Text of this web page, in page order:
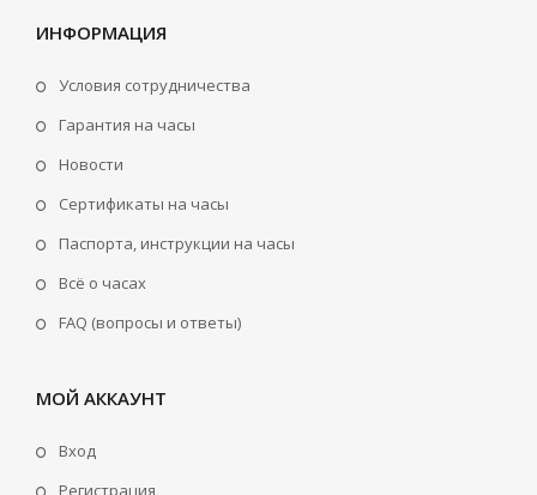
ИНФОРМАЦИЯ
Условия сотрудничества
Гарантия на часы
Новости
Сертификаты на часы
Паспорта, инструкции на часы
Всё о часах
FAQ (вопросы и ответы)
МОЙ АККАУНТ
Вход
Регистрация